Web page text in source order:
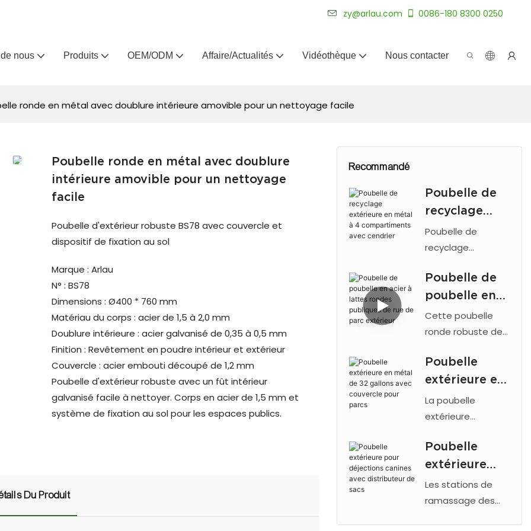
zy@arlau.com 0086-180 8300 0250
nous Produits OEM/ODM Affaire/Actualités Vidéothèque Nous contacter
ronde en métal avec doublure intérieure amovible pour un nettoyage facile
Poubelle ronde en métal avec doublure
intérieure amovible pour un nettoyage
facile
Poubelle d'extérieur robuste BS78 avec couvercle et
dispositif de fixation au sol
Marque : Arlau
N° : BS78
Dimensions : Ø400 * 760 mm
Matériau du corps : acier de 1,5 à 2,0 mm
Doublure intérieure : acier galvanisé de 0,35 à 0,5 mm
Finition : Revêtement en poudre intérieur et extérieur
Couvercle : acier embouti découpé de 1,2 mm
Poubelle d'extérieur robuste avec un fût intérieur
galvanisé facile à nettoyer. Corps en acier de 1,5 mm et
système de fixation au sol pour les espaces publics.
Du Produit
Recommandé
Poubelle de
recyclage
extérieure en
métal à 4
ts avec
cendrier
Poubelle de
recyclage
4 compartiments
en métal
galvanisé,
revêtement en
portes
verrouillables et
compartiments à
déchets pour les
espaces publics.
Poubelle de
poubelle en
acier à lattes
rondes
rue de parc
extérieur
Cette poubelle
ronde robuste de
gallons) est
entièrement
fabriquée en acier
soudé, ce qui lui
durabilité dans les
espaces publics.
Arlau, elle présente
une structure en
acier noir à lattes,
Poubelle
extérieure en
métal de 32
gallons avec
pour parcs
La poubelle
extérieure
litres (32 gallons)
est composée
d'une coque
extérieure en
perforé de 2,5 mm
Poubelle
extérieure
pour
déjections
Les stations de
ramassage des